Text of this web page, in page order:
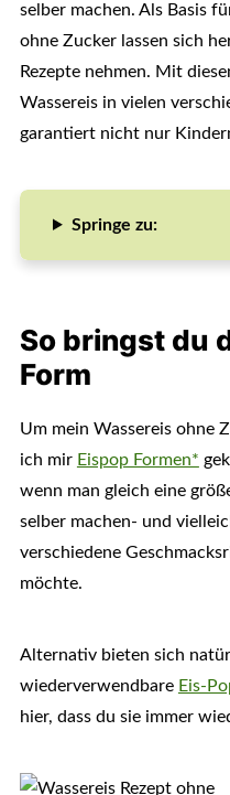
selber machen. Als Basis
ohne Zucker lassen sich
Rezepte nehmen. Mit
Wassereis in vielen
garantiert nicht nur
Springe zu:
So bringst du
Form
Um mein Wassereis ohne
ich mir Eispop Formen*
wenn man gleich eine
selber machen- und
verschiedene
möchte.
Alternativ bieten sich
wiederverwendbare Eis-
hier, dass du sie immer